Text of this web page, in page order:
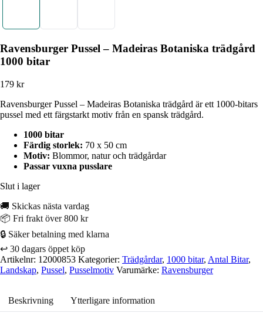
Ravensburger Pussel – Madeiras Botaniska trädgård
1000 bitar
179 kr
Ravensburger Pussel – Madeiras Botaniska trädgård är ett 1000-bitars
pussel med ett färgstarkt motiv från en spansk trädgård.
1000 bitar
Färdig storlek: 70 x 50 cm
Motiv: Blommor, natur och trädgårdar
Passar vuxna pusslare
Slut i lager
🚚 Skickas nästa vardag
📦 Fri frakt över 800 kr
🔒 Säker betalning med klarna
↩️ 30 dagars öppet köp
Artikelnr: 12000853 Kategorier: Trädgårdar, 1000 bitar, Antal Bitar,
Landskap, Pussel, Pusselmotiv Varumärke: Ravensburger
Beskrivning Ytterligare information